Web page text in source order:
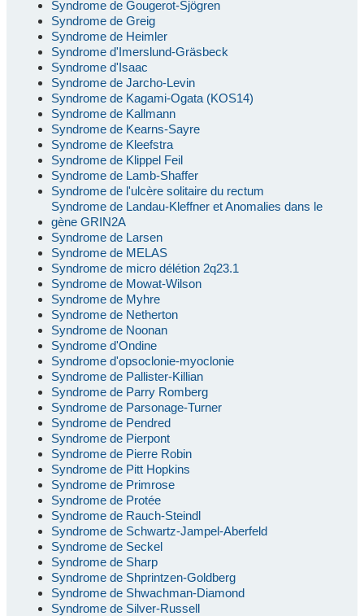
Syndrome de Gougerot-Sjögren
Syndrome de Greig
Syndrome de Heimler
Syndrome d'Imerslund-Gräsbeck
Syndrome d'Isaac
Syndrome de Jarcho-Levin
Syndrome de Kagami-Ogata (KOS14)
Syndrome de Kallmann
Syndrome de Kearns-Sayre
Syndrome de Kleefstra
Syndrome de Klippel Feil
Syndrome de Lamb-Shaffer
Syndrome de l'ulcère solitaire du rectum
Syndrome de Landau-Kleffner et Anomalies dans le
gène GRIN2A
Syndrome de Larsen
Syndrome de MELAS
Syndrome de micro délétion 2q23.1
Syndrome de Mowat-Wilson
Syndrome de Myhre
Syndrome de Netherton
Syndrome de Noonan
Syndrome d'Ondine
Syndrome d'opsoclonie-myoclonie
Syndrome de Pallister-Killian
Syndrome de Parry Romberg
Syndrome de Parsonage-Turner
Syndrome de Pendred
Syndrome de Pierpont
Syndrome de Pierre Robin
Syndrome de Pitt Hopkins
Syndrome de Primrose
Syndrome de Protée
Syndrome de Rauch-Steindl
Syndrome de Schwartz-Jampel-Aberfeld
Syndrome de Seckel
Syndrome de Sharp
Syndrome de Shprintzen-Goldberg
Syndrome de Shwachman-Diamond
Syndrome de Silver-Russell